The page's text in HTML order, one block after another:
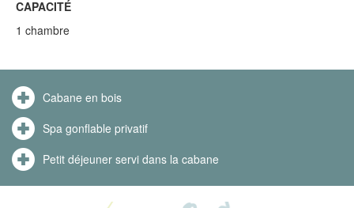
CAPACITÉ
1 chambre
Cabane en bois
Spa gonflable privatif
Petit déjeuner servi dans la cabane